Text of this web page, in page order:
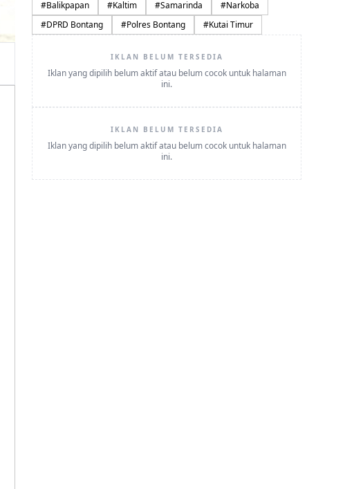
#Balikpapan #Kaltim #Samarinda #Narkoba
#DPRD Bontang #Polres Bontang #Kutai Timur
IKLAN BELUM TERSEDIA
Iklan yang dipilih belum aktif atau belum cocok untuk halaman
ini.
IKLAN BELUM TERSEDIA
Iklan yang dipilih belum aktif atau belum cocok untuk halaman
ini.